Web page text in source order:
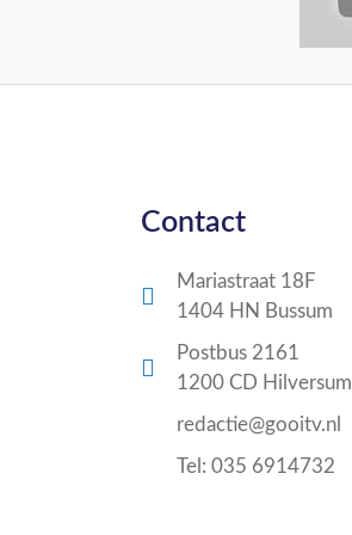
Contact
Mariastraat 18F
1404 HN Bussum
Postbus 2161
1200 CD Hilversum
redactie@gooitv.nl
Tel: 035 6914732